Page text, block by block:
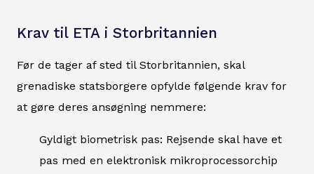
Krav til ETA i Storbritannien
Før de tager af sted til Storbritannien, skal
grenadiske statsborgere opfylde følgende krav for
at gøre deres ansøgning nemmere:
Gyldigt biometrisk pas: Rejsende skal have et
pas med en elektronisk mikroprocessorchip